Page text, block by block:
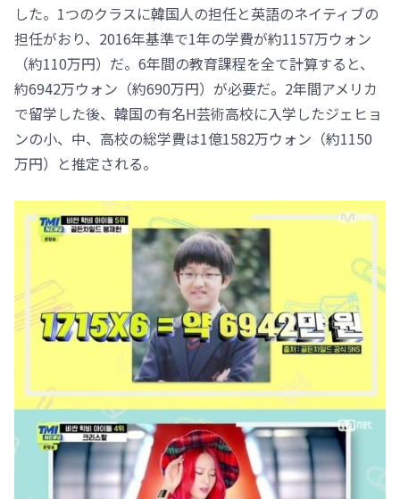
した。1つのクラスに韓国人の担任と英語のネイティブの
担任がおり、2016年基準で1年の学費が約1157万ウォン
（約110万円）だ。6年間の教育課程を全て計算すると、
約6942万ウォン（約690万円）が必要だ。2年間アメリカ
で留学した後、韓国の有名H芸術高校に入学したジェヒョ
ンの小、中、高校の総学費は1億1582万ウォン（約1150
万円）と推定される。